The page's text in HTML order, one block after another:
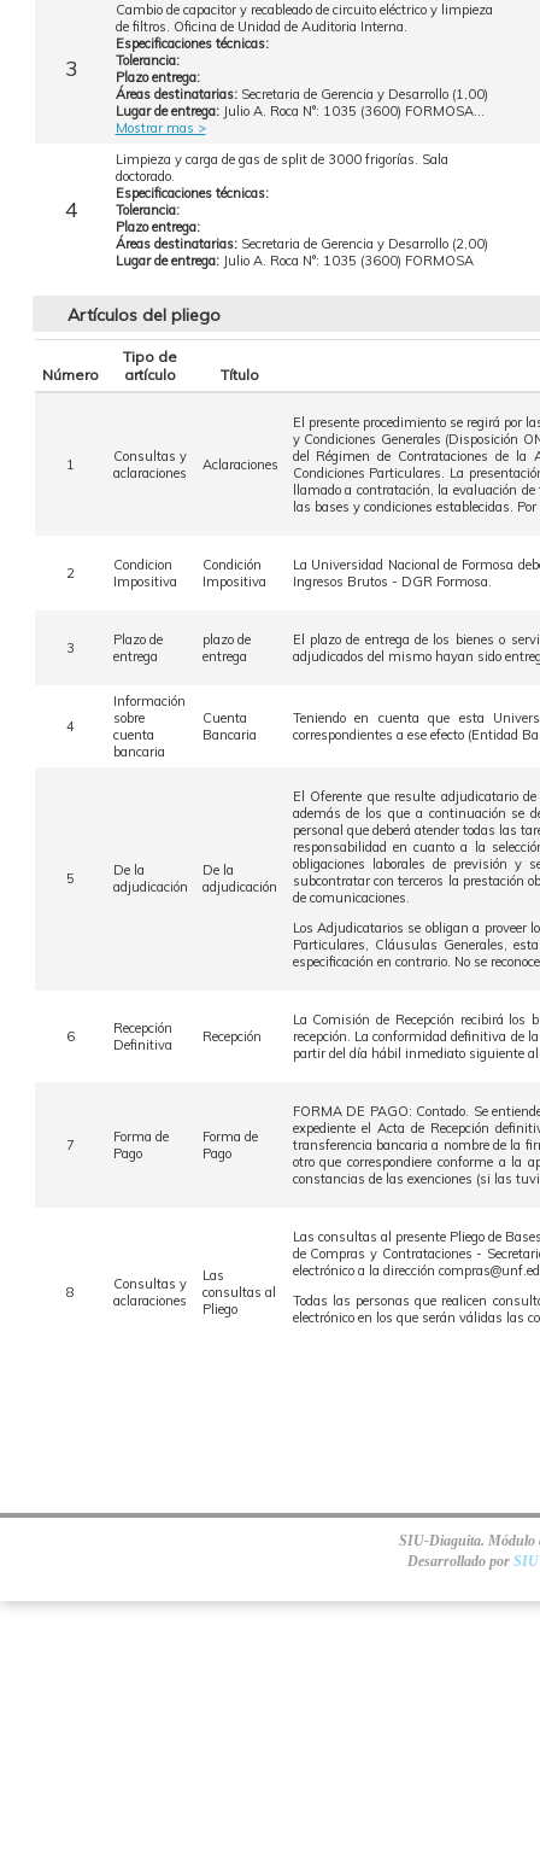
3
Cambio de capacitor y recableado de circuito eléctrico y limpieza
de filtros. Oficina de Unidad de Auditoria Interna.
Especificaciones técnicas:
Tolerancia:
Plazo entrega:
Áreas destinatarias: Secretaria de Gerencia y Desarrollo (1,00)
Lugar de entrega: Julio A. Roca N°: 1035 (3600) FORMOSA...
Mostrar mas >
4
Limpieza y carga de gas de split de 3000 frigorías. Sala
doctorado.
Especificaciones técnicas:
Tolerancia:
Plazo entrega:
Áreas destinatarias: Secretaria de Gerencia y Desarrollo (2,00)
Lugar de entrega: Julio A. Roca N°: 1035 (3600) FORMOSA
Artículos del pliego
Número
Tipo de
artículo
Título
1
Consultas y
aclaraciones
Aclaraciones
El presente procedimiento se regirá por
y Condiciones Generales (Disposición
del Régimen de Contrataciones de la
Condiciones Particulares. La
llamado a contratación, la evaluación
las bases y condiciones establecidas.
2
Condicion
Impositiva
Condición
Impositiva
La Universidad Nacional de Formosa
Ingresos Brutos - DGR Formosa.
3
Plazo de
entrega
plazo de
entrega
El plazo de entrega de los bienes o
adjudicados del mismo hayan sido
4
Información
sobre
cuenta
bancaria
Cuenta
Bancaria
Teniendo en cuenta que esta
correspondientes a ese efecto (Entidad
5
De la
adjudicación
De la
adjudicación
El Oferente que resulte adjudicatario
además de los que a continuación se
personal que deberá atender todas las
responsabilidad en cuanto a la
obligaciones laborales de previsión y
subcontratar con terceros la prestación
de comunicaciones.
Los Adjudicatarios se obligan a proveer
Particulares, Cláusulas Generales,
especificación en contrario. No se
6
Recepción
Definitiva
Recepción
La Comisión de Recepción recibirá
recepción. La conformidad definitiva de
partir del día hábil inmediato siguiente al
7
Forma de
Pago
Forma de
Pago
FORMA DE PAGO: Contado. Se
expediente el Acta de Recepción
transferencia bancaria a nombre de la
otro que correspondiere conforme a la
constancias de las exenciones (si las
8
Consultas y
aclaraciones
Las
consultas al
Pliego
Las consultas al presente Pliego de
de Compras y Contrataciones -
electrónico a la dirección
Todas las personas que realicen
electrónico en los que serán válidas las
SIU-Diaguita. Módulo
Desarrollado por SIU